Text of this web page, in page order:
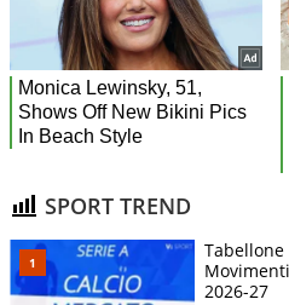
SPORT TREND
Tabellone
2026-27